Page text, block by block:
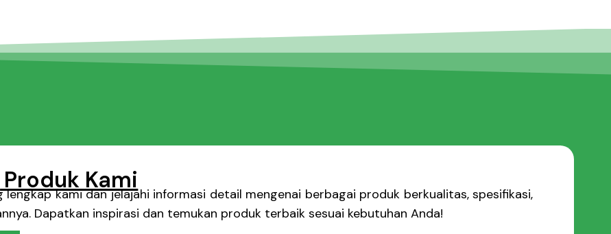
Kami
lengkap kami dan jelajahi informasi detail mengenai berbagai produk berkualitas, spesifikasi,
Dapatkan inspirasi dan temukan produk terbaik sesuai kebutuhan Anda!